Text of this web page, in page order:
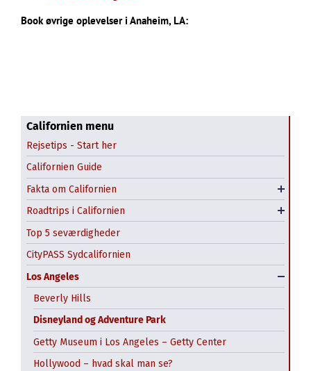
Book øvrige oplevelser i Anaheim, LA:
Californien menu
Rejsetips - Start her
Californien Guide
Fakta om Californien
Historie om Californien
Klimaet i Californien
Roadtrips i Californien
Highway 1 - syd for SF.
Highway 1 - nord for SF.
Roadtrip fra San Francisco til Las Vegas
Top 5 seværdigheder
CityPASS Sydcalifornien
Los Angeles
Beverly Hills
Disneyland og Adventure Park
Getty Museum i Los Angeles – Getty Center
Hollywood – hvad skal man se?